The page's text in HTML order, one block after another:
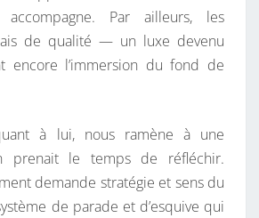
accompagne. Par ailleurs, les
de qualité — un luxe devenu
encore l’immersion du fond de
à lui, nous ramène à une
prenait le temps de réfléchir.
demande stratégie et sens du
de parade et d’esquive qui